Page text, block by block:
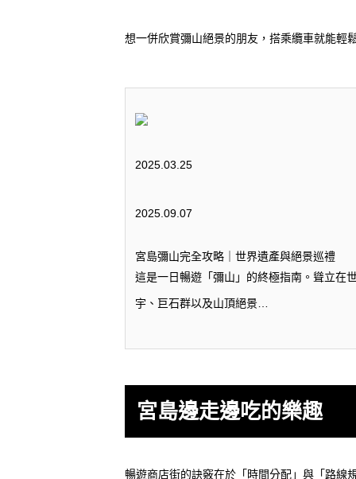
想一併欣賞彌山絕景的朋友，搭乘纜車就能輕
2025.03.25
2025.09.07
宮島彌山完全攻略｜世界遺產與絕景巡禮
這是一日暢遊「彌山」的終極指南。聳立在
宇、巨石群以及山頂絕景…
宮島邊走邊吃的樂趣
暢遊商店街的訣竅在於「時間分配」與「路線